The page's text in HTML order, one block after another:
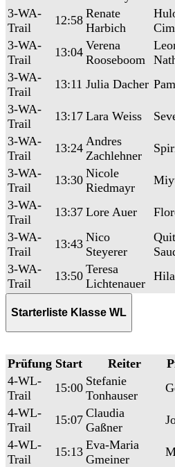
3-WA-
Trail
12:58 Renate
Harbich
3-WA-
Trail
13:04 Verena
Rooseboom
3-WA-
Trail
13:11 Julia Dacher
3-WA-
Trail
13:17 Lara Weiss
3-WA-
Trail
13:24 Andres
Zachlehner
3-WA-
Trail
13:30 Nicole
Riedmayr
3-WA-
Trail
13:37 Lore Auer
3-WA-
Trail
13:43 Nico
Steyerer
3-WA-
Trail
13:50 Teresa
Lichtenauer
Starterliste Klasse WL
Prüfung Start Reiter
4-WL-
Trail
15:00 Stefanie
Tonhauser
4-WL-
Trail
15:07 Claudia
Gaßner
4-WL-
Trail
15:13 Eva-Maria
Gmeiner